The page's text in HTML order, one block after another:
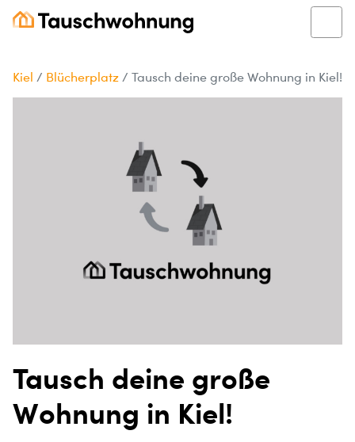
Kiel / Blücherplatz / Tausch deine große Wohnung in Kiel!
Tausch deine große
Wohnung in Kiel!